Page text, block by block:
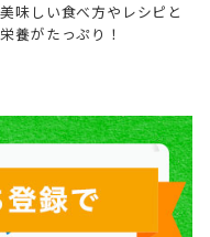
味しい食べ方やレシピと
養がたっぷり！